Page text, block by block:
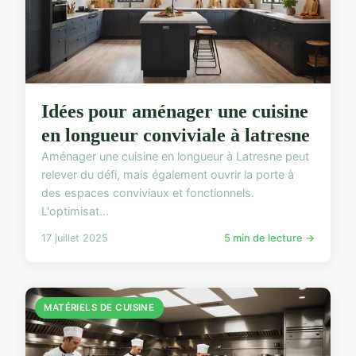
Idées pour aménager une cuisine
en longueur conviviale à latresne
Aménager une cuisine en longueur à Latresne peut
relever du défi, mais également ouvrir la porte à
des espaces conviviaux et fonctionnels.
L'optimisat...
17 juillet 2025 5 min de lecture →
MATÉRIELS DE CUISINE